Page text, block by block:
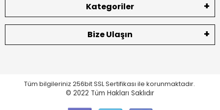
Kategoriler
Bize Ulaşın
Tüm bilgileriniz 256bit SSL Sertifikası ile korunmaktadır.
© 2022 Tüm Hakları Saklıdır